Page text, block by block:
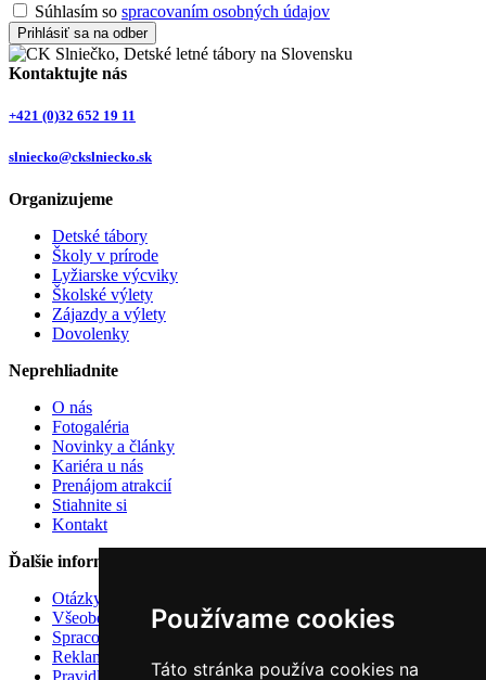
Používame cookies
Táto stránka používa cookies na
Súhlasím so spracovaním osobných údajov
Prihlásiť sa na odber
Kontaktujte nás
+421 (0)32 652 19 11
slniecko@ckslniecko.sk
Organizujeme
Detské tábory
Školy v prírode
Lyžiarske výcviky
Školské výlety
Zájazdy a výlety
Dovolenky
Neprehliadnite
O nás
Fotogaléria
Novinky a články
Kariéra u nás
Prenájom atrakcií
Stiahnite si
Kontakt
Ďalšie informácie
Otázky a odpovede
Všeobecné zmluvné podmienky
Spracovanie osobných údajov
Reklamačný poriadok